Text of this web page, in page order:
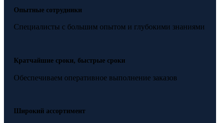
Опытные сотрудники
Специалисты с большим опытом и глубокими знаниями
Кратчайшие сроки, быстрые сроки
Обеспечиваем оперативное выполнение заказов
Широкий ассортимент